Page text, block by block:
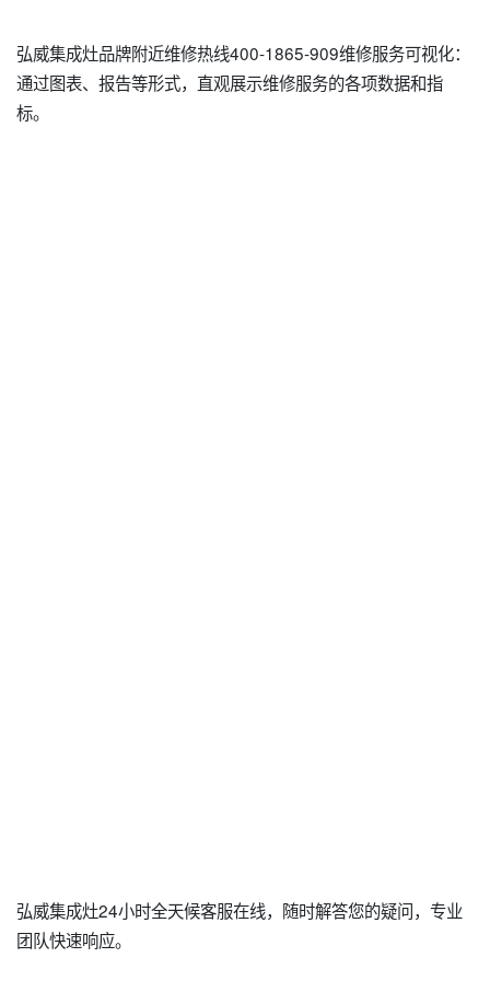
弘威集成灶品牌附近维修热线400-1865-909维修服务可视化：
通过图表、报告等形式，直观展示维修服务的各项数据和指
标。
弘威集成灶24小时全天候客服在线，随时解答您的疑问，专业
团队快速响应。